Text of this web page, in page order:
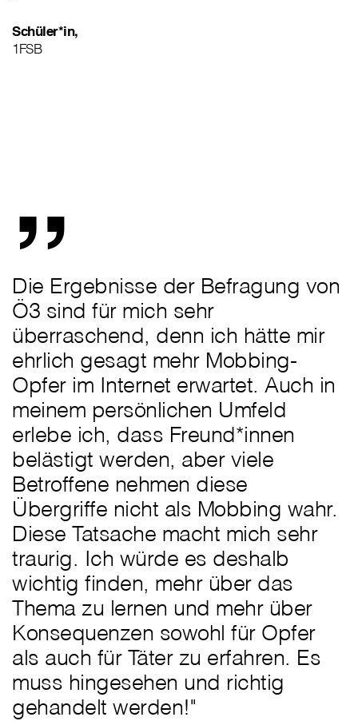
Schüler*in,
1FSB
„
Die Ergebnisse der Befragung von
Ö3 sind für mich sehr
überraschend, denn ich hätte mir
ehrlich gesagt mehr Mobbing-
Opfer im Internet erwartet. Auch in
meinem persönlichen Umfeld
erlebe ich, dass Freund*innen
belästigt werden, aber viele
Betroffene nehmen diese
Übergriffe nicht als Mobbing wahr.
Diese Tatsache macht mich sehr
traurig. Ich würde es deshalb
wichtig finden, mehr über das
Thema zu lernen und mehr über
Konsequenzen sowohl für Opfer
als auch für Täter zu erfahren. Es
muss hingesehen und richtig
gehandelt werden!"